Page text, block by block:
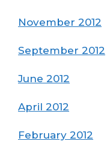
November 2012
September 2012
June 2012
April 2012
February 2012